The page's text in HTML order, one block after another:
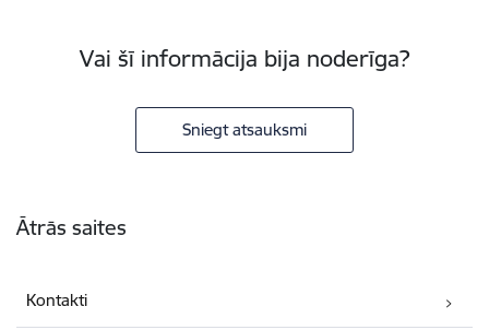
Vai šī informācija bija noderīga?
Sniegt atsauksmi
Ātrās saites
Kontakti